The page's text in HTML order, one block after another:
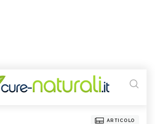
ARTICOLO